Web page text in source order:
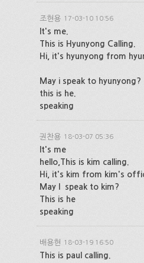
조현용 17-03-10 10:56
It's me.
This is Hyunyong Calling.
Hi, it's hyunyong from
May i speak to hyunyong?
this is he.
speaking
권찬용 18-03-07 05:36
It's me
hello,This is kim calling.
Hi, it's kim from kim's
May I speak to kim?
This is he
speaking
배용현 18-03-19 16:50
This is paul calling.